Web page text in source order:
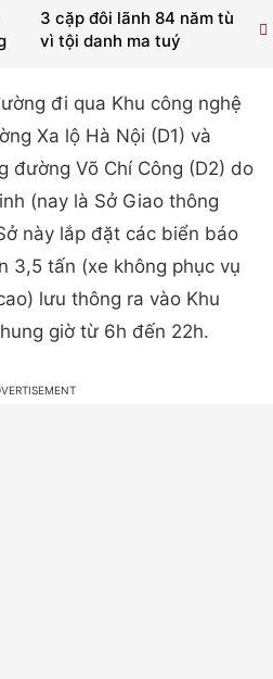
3 cặp đôi lãnh 84 năm tù
vì tội danh ma tuý
đi qua Khu công nghệ
Xa lộ Hà Nội (D1) và
đường Võ Chí Công (D2) do
(nay là Sở Giao thông
này lắp đặt các biển báo
3,5 tấn (xe không phục vụ
lưu thông ra vào Khu
giờ từ 6h đến 22h.